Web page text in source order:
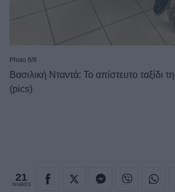
Photo 8/8
Βασιλική Νταντά: Το απίστευτο ταξίδι
(pics)
21
SHARES